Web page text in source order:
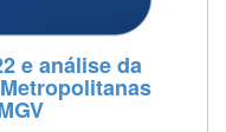
e análise da